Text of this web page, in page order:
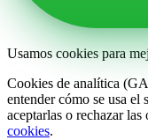
Usamos cookies para
Cookies de analítica
entender cómo se usa el
aceptarlas o rechazar
cookies.